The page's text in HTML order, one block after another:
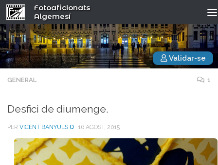
Fotoaficionats
Algemesí
Validar-se
GENERAL 1
Desfici de diumenge.
PER VICENT BANYULS Ω · 16 AGOST, 2015